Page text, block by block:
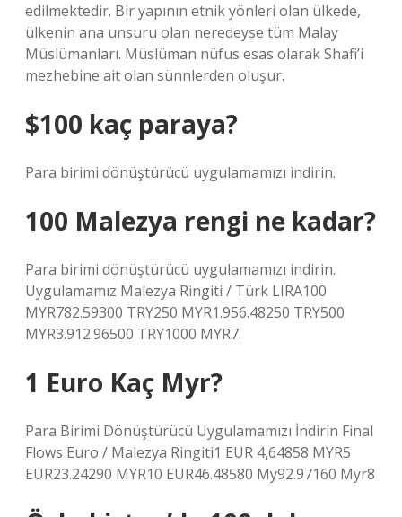
edilmektedir. Bir yapının etnik yönleri olan ülkede,
ülkenin ana unsuru olan neredeyse tüm Malay
Müslümanları. Müslüman nüfus esas olarak Shafi’i
mezhebine ait olan sünnlerden oluşur.
$100 kaç paraya?
Para birimi dönüştürücü uygulamamızı indirin.
100 Malezya rengi ne kadar?
Para birimi dönüştürücü uygulamamızı indirin.
Uygulamamız Malezya Ringiti / Türk LIRA100
MYR782.59300 TRY250 MYR1.956.48250 TRY500
MYR3.912.96500 TRY1000 MYR7.
1 Euro Kaç Myr?
Para Birimi Dönüştürücü Uygulamamızı İndirin Final
Flows Euro / Malezya Ringiti1 EUR 4,64858 MYR5
EUR23.24290 MYR10 EUR46.48580 My92.97160 Myr8